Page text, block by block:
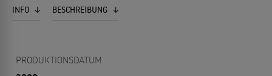
INFO BESCHREIBUNG
PRODUKTIONSDATUM